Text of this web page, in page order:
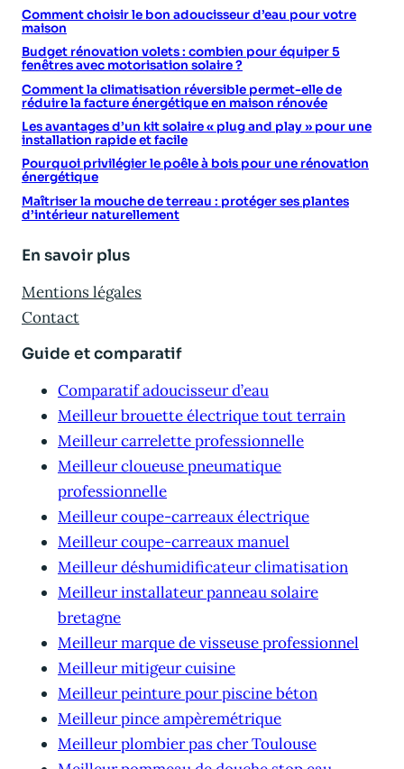
Comment choisir le bon adoucisseur d’eau pour votre
maison
Budget rénovation volets : combien pour équiper 5
fenêtres avec motorisation solaire ?
Comment la climatisation réversible permet-elle de
réduire la facture énergétique en maison rénovée
Les avantages d’un kit solaire « plug and play » pour une
installation rapide et facile
Pourquoi privilégier le poêle à bois pour une rénovation
énergétique
Maîtriser la mouche de terreau : protéger ses plantes
d’intérieur naturellement
En savoir plus
Mentions légales
Contact
Guide et comparatif
Comparatif adoucisseur d’eau
Meilleur brouette électrique tout terrain
Meilleur carrelette professionnelle
Meilleur cloueuse pneumatique
professionnelle
Meilleur coupe-carreaux électrique
Meilleur coupe-carreaux manuel
Meilleur déshumidificateur climatisation
Meilleur installateur panneau solaire
bretagne
Meilleur marque de visseuse professionnel
Meilleur mitigeur cuisine
Meilleur peinture pour piscine béton
Meilleur pince ampèremétrique
Meilleur plombier pas cher Toulouse